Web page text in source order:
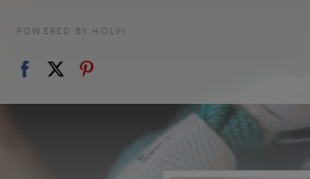
POWERED BY HOLVI